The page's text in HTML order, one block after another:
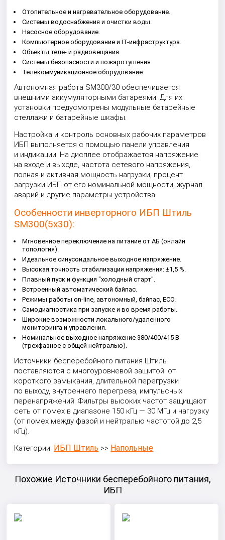
Отопительное и нагревательное оборудование.
Системы водоснабжения и очистки воды.
Насосное оборудование.
Компьютерное оборудование и IT-инфраструктура.
Объекты теле- и радиовещания.
Системы безопасности и пожаротушения.
Телекоммуникационное оборудование.
Автономная работа SM300/30 обеспечивается
внешними аккумуляторными батареями. Для их
установки предусмотрены модульные батарейные
стеллажи и батарейные шкафы.
Настройка и контроль основных рабочих параметров
ИБП выполняется с помощью панели управления
и индикации. На дисплее отображается напряжение
на входе и выходе, частота сетевого напряжения,
полная и активная мощность нагрузки, процент
загрузки ИБП от его номинальной мощности, журнал
аварий и другие параметры устройства.
Особенности инверторного ИБП Штиль
SM300(5x30):
Мгновенное переключение на питание от АБ (онлайн
топология).
Идеальное синусоидальное выходное напряжение.
Высокая точность стабилизации напряжения: ±1,5 %.
Плавный пуск и функция "холодный старт".
Встроенный автоматический байпас.
Режимы работы on-line, автономный, байпас, ECO.
Самодиагностика при запуске и во время работы.
Широкие возможности локального/удаленного
мониторинга и управления.
Номинальное выходное напряжение 380/400/415 В
(трехфазное с общей нейтралью).
Источники бесперебойного питания Штиль
поставляются с многоуровневой защитой: от
короткого замыкания, длительной перегрузки
по выходу, внутреннего перегрева, импульсных
перенапряжений. Фильтры высоких частот защищают
сеть от помех в диапазоне 150 кГц — 30 МГц и нагрузку
(от помех между фазой и нейтралью частотой до 2,5
кГц).
Категории: ИБП Штиль >> Напольные
Похожие Источники бесперебойного питания,
ИБП